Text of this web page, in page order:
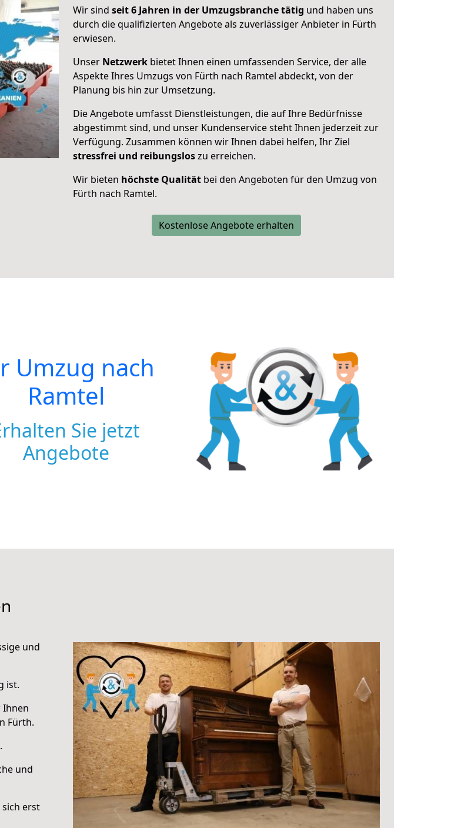
Wir sind seit 6 Jahren in der Umzugsbranche tätig und haben uns
durch die qualifizierten Angebote als zuverlässiger Anbieter in Fürth
erwiesen.
Unser Netzwerk bietet Ihnen einen umfassenden Service, der alle
Aspekte Ihres Umzugs von Fürth nach Ramtel abdeckt, von der
Planung bis hin zur Umsetzung.
Die Angebote umfasst Dienstleistungen, die auf Ihre Bedürfnisse
abgestimmt sind, und unser Kundenservice steht Ihnen jederzeit zur
Verfügung. Zusammen können wir Ihnen dabei helfen, Ihr Ziel
stressfrei und reibungsloszu erreichen.
Wir bieten höchste Qualität bei den Angeboten für den Umzug von
Fürth nach Ramtel.
Kostenlose Angebote erhalten
Umzug nach
Ramtel
Sie jetzt
Angebote
und
ist.
Ihnen
Fürth.
und
sich erst